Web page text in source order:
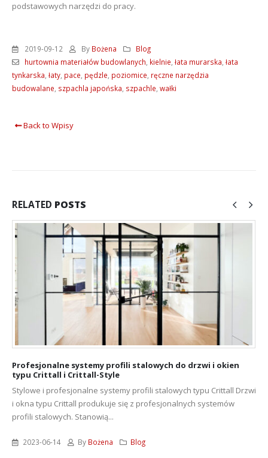
podstawowych narzędzi do pracy.
2019-09-12 By Bożena
Blog
hurtownia materiałów budowlanych kielnie łata murarska łata
tynkarska łaty pace pędzle poziomice ręczne narzędzia
budowalane szpachla japońska szpachle wałki
Back to Wpisy
RELATED POSTS
Profesjonalne systemy profili stalowych do drzwi i okien
typu Crittall i Crittall-Style
Stylowe i profesjonalne systemy profili stalowych typu Crittall Drzwi
i okna typu Crittall produkuje się z profesjonalnych systemów
profili stalowych. Stanowią...
2023-06-14 By Bożena Blog